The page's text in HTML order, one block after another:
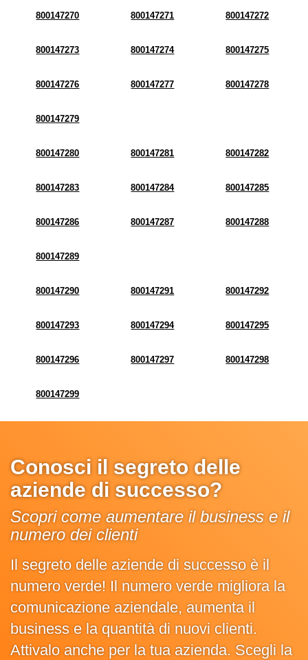
800147270 800147271 800147272
800147273 800147274 800147275
800147276 800147277 800147278
800147279
800147280 800147281 800147282
800147283 800147284 800147285
800147286 800147287 800147288
800147289
800147290 800147291 800147292
800147293 800147294 800147295
800147296 800147297 800147298
800147299
Conosci il segreto delle
aziende di successo?
Scopri come aumentare il business e il
numero dei clienti
Il segreto delle aziende di successo è il
numero verde! Il numero verde migliora la
comunicazione aziendale, aumenta il
business e la quantità di nuovi clienti.
Attivalo anche per la tua azienda. Scegli la